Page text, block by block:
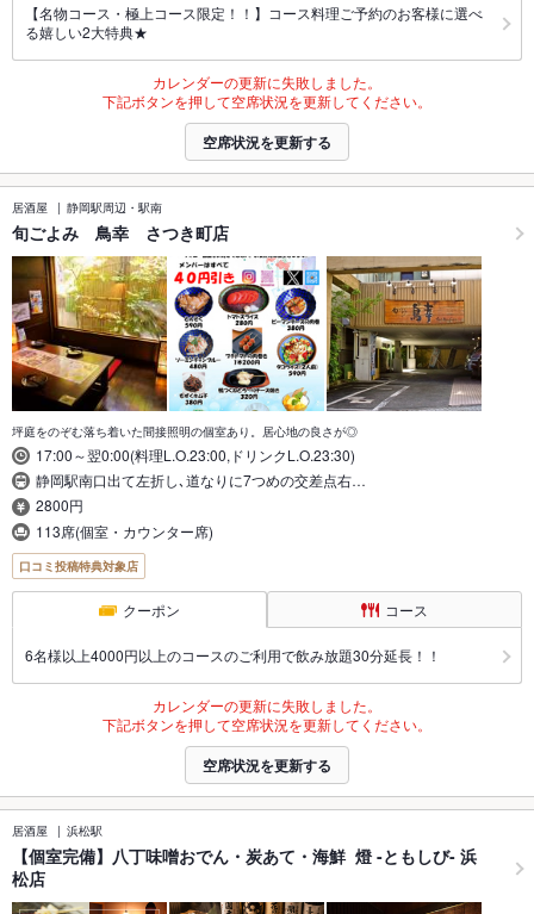
【名物コース・極上コース限定！！】コース料理ご予約のお客様に選べ
る嬉しい2大特典★
カレンダーの更新に失敗しました。
下記ボタンを押して空席状況を更新してください。
空席状況を更新する
居酒屋 静岡駅周辺・駅南
旬ごよみ 鳥幸 さつき町店
坪庭をのぞむ落ち着いた間接照明の個室あり。居心地の良さが◎
17:00～翌0:00(料理L.O.23:00,ドリンクL.O.23:30)
静岡駅南口出て左折し､道なりに7つめの交差点右…
2800円
113席(個室・カウンター席)
口コミ投稿特典対象店
クーポン コース
6名様以上4000円以上のコースのご利用で飲み放題30分延長！！
カレンダーの更新に失敗しました。
下記ボタンを押して空席状況を更新してください。
空席状況を更新する
居酒屋 浜松駅
【個室完備】八丁味噌おでん・炭あて・海鮮 燈 -ともしび- 浜
松店